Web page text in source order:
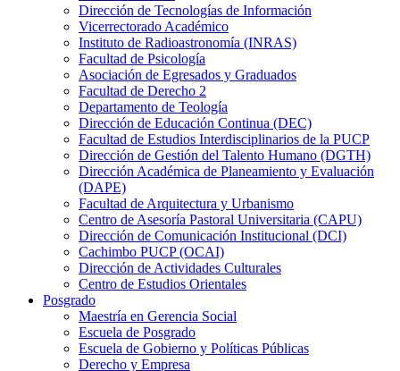
Dirección de Tecnologías de Información
Vicerrectorado Académico
Instituto de Radioastronomía (INRAS)
Facultad de Psicología
Asociación de Egresados y Graduados
Facultad de Derecho 2
Departamento de Teología
Dirección de Educación Continua (DEC)
Facultad de Estudios Interdisciplinarios de la PUCP
Dirección de Gestión del Talento Humano (DGTH)
Dirección Académica de Planeamiento y Evaluación
(DAPE)
Facultad de Arquitectura y Urbanismo
Centro de Asesoría Pastoral Universitaria (CAPU)
Dirección de Comunicación Institucional (DCI)
Cachimbo PUCP (OCAI)
Dirección de Actividades Culturales
Centro de Estudios Orientales
Posgrado
Maestría en Gerencia Social
Escuela de Posgrado
Escuela de Gobierno y Políticas Públicas
Derecho y Empresa